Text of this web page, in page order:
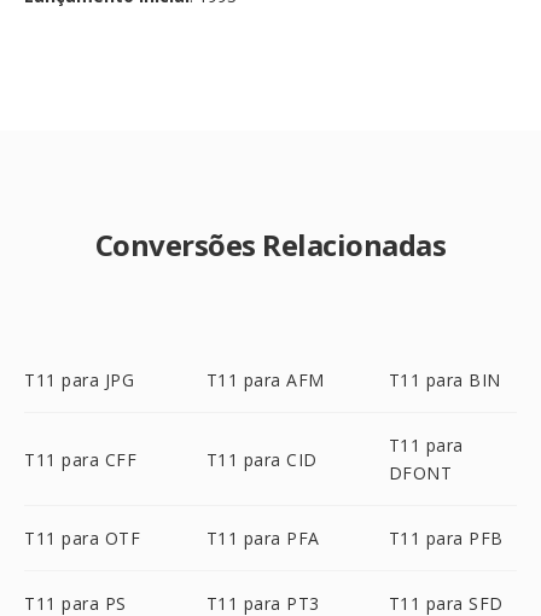
Conversões Relacionadas
T11 para JPG T11 para AFM T11 para BIN
T11 para CFF T11 para CID
T11 para
DFONT
T11 para OTF T11 para PFA T11 para PFB
T11 para PS T11 para PT3 T11 para SFD